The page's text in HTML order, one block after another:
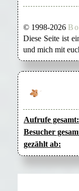
© 1998-2026
Diese Seite ist
und mich mit
Aufrufe gesamt:
Besucher
gezählt ab: